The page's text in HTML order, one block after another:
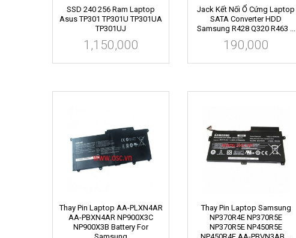
SSD 240 256 Ram Laptop
Asus TP301 TP301U TP301UA
TP301UJ
1,150,000
Jack Kết Nối Ổ Cứng Laptop
SATA Converter HDD
Samsung R428 Q320 R463 ...
190,000
Thay Pin Laptop AA-PLXN4AR
AA-PBXN4AR NP900X3C
NP900X3B Battery For
Thay Pin Laptop Samsung
NP370R4E NP370R5E
NP370R5E NP450R5E